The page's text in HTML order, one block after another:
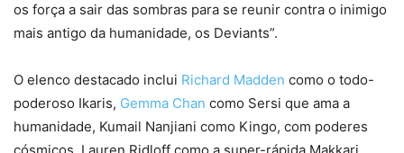
os força a sair das sombras para se reunir contra o inimigo
mais antigo da humanidade, os Deviants”.
O elenco destacado inclui Richard Madden como o todo-
poderoso Ikaris, Gemma Chan como Sersi que ama a
humanidade, Kumail Nanjiani como Kingo, com poderes